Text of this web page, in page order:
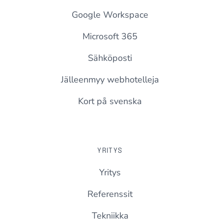
Google Workspace
Microsoft 365
Sähköposti
Jälleenmyy webhotelleja
Kort på svenska
YRITYS
Yritys
Referenssit
Tekniikka